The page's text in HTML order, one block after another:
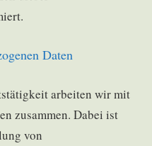
Daten
arbeiten wir mit
zusammen. Dabei ist
von